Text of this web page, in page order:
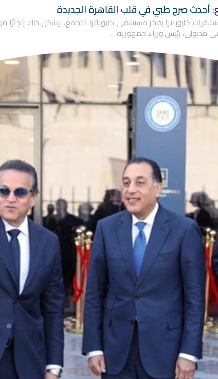
أحدث صرح طبي في قلب القاهرة الجديدة
مجموعة مستشفيات كليوباترا بفخر مستشفى كليوباترا التجمع، ليشكل ذلك
مدبولي، رئيس وزراء جمهورية …